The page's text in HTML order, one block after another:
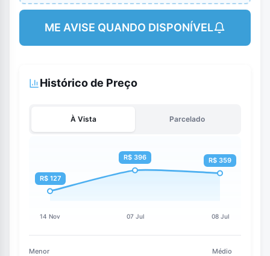
ME AVISE QUANDO DISPONÍVEL
Histórico de Preço
À Vista Parcelado
Menor Médio